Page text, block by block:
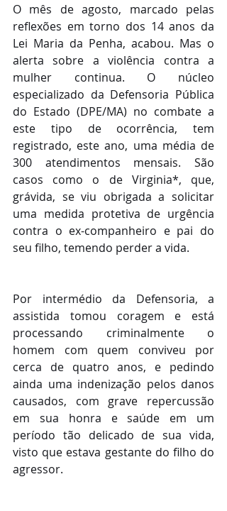
O mês de agosto, marcado pelas
reflexões em torno dos 14 anos da
Lei Maria da Penha, acabou. Mas o
alerta sobre a violência contra a
mulher continua. O núcleo
especializado da Defensoria Pública
do Estado (DPE/MA) no combate a
este tipo de ocorrência, tem
registrado, este ano, uma média de
300 atendimentos mensais. São
casos como o de Virginia*, que,
grávida, se viu obrigada a solicitar
uma medida protetiva de urgência
contra o ex-companheiro e pai do
seu filho, temendo perder a vida.
Por intermédio da Defensoria, a
assistida tomou coragem e está
processando criminalmente o
homem com quem conviveu por
cerca de quatro anos, e pedindo
ainda uma indenização pelos danos
causados, com grave repercussão
em sua honra e saúde em um
período tão delicado de sua vida,
visto que estava gestante do filho do
agressor.